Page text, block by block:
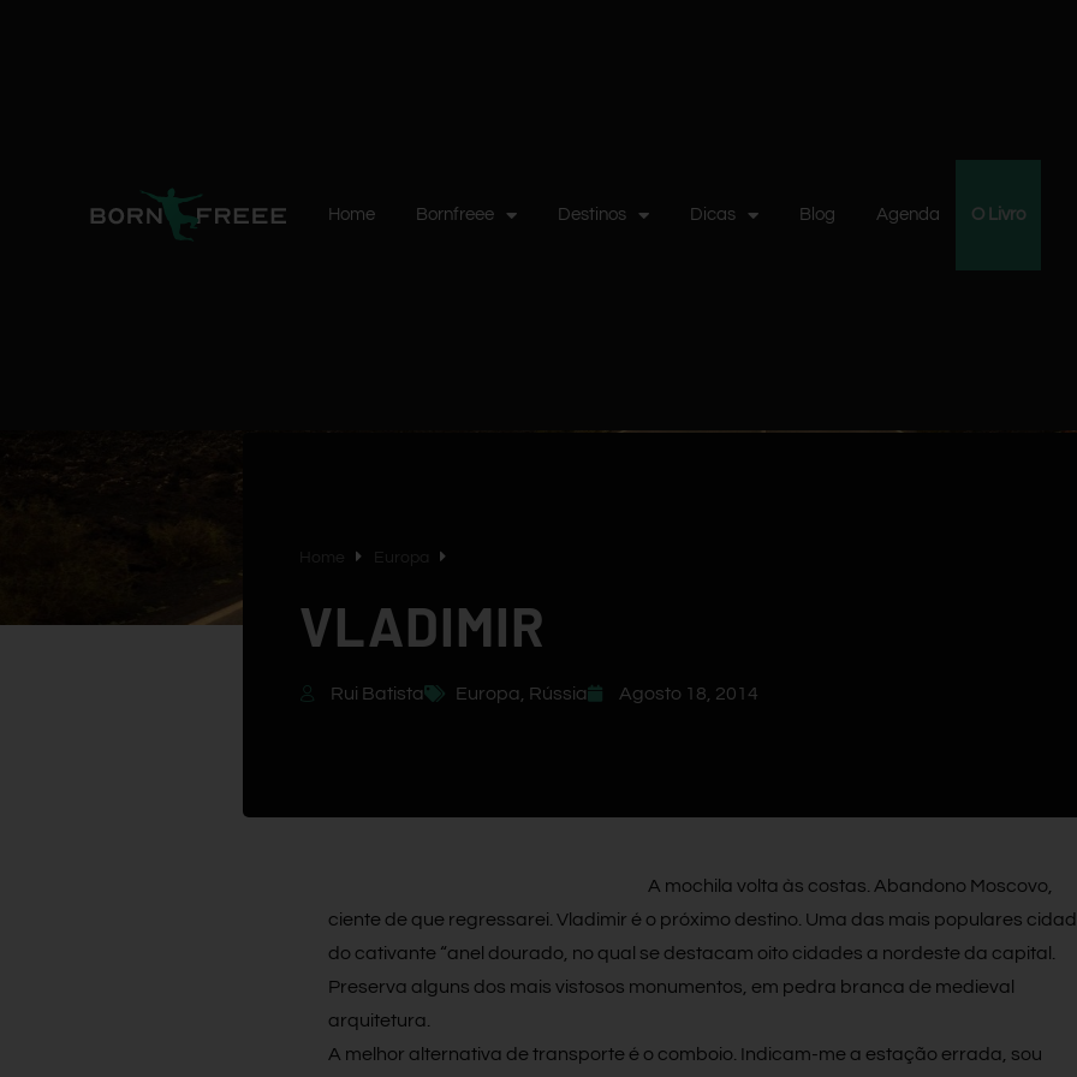
Home Bornfreee Destinos Dicas Blog Agenda O Livro
Rui Batista Europa Rússia Agosto 18, 2014
A mochila volta às costas. Abandono Moscovo,
ciente de que regressarei. Vladimir é o próximo destino. Uma das mais populares
do cativante “anel dourado, no qual se destacam oito cidades a nordeste da capital.
Preserva alguns dos mais vistosos monumentos, em pedra branca de medieval
arquitetura.
A melhor alternativa de transporte é o comboio. Indicam-me a estação errada, sou